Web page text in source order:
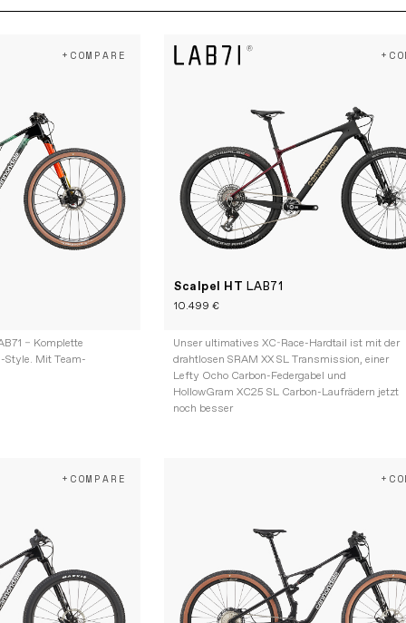
+COMPARE
– Komplette
Style. Mit Team-
Scalpel HT LAB71
10.499 €
Unser ultimatives XC-Race-Hardtail ist mit der
drahtlosen SRAM XX SL Transmission, einer
Lefty Ocho Carbon-Federgabel und
HollowGram XC25 SL Carbon-Laufrädern jetzt
noch besser
+COMPARE